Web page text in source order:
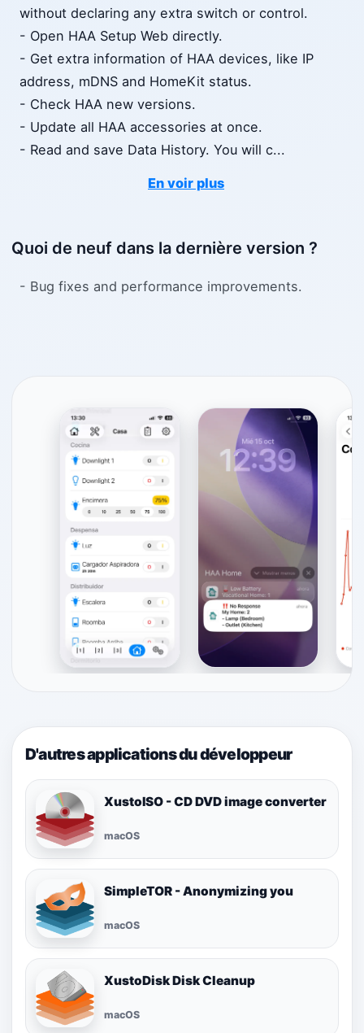
without declaring any extra switch or control.
- Open HAA Setup Web directly.
- Get extra information of HAA devices, like IP
address, mDNS and HomeKit status.
- Check HAA new versions.
- Update all HAA accessories at once.
- Read and save Data History. You will c...
En voir plus
Quoi de neuf dans la dernière version ?
- Bug fixes and performance improvements.
D'autres applications du développeur
XustoISO - CD DVD image converter
macOS
SimpleTOR - Anonymizing you
macOS
XustoDisk Disk Cleanup
macOS